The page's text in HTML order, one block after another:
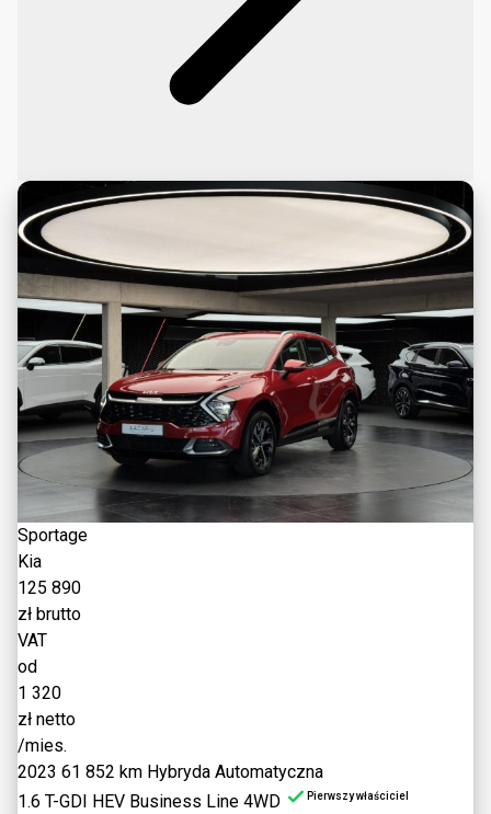
Sportage
Kia
125 890
zł brutto
VAT
od
1 320
zł netto
/mies.
2023 61 852 km Hybryda Automatyczna
1.6 T-GDI HEV Business Line 4WD
Pierwszy właściciel